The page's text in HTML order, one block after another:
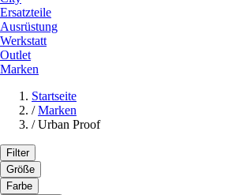
Ersatzteile
Ausrüstung
Werkstatt
Outlet
Marken
Startseite
/ Marken
/ Urban Proof
Filter
Größe
Farbe